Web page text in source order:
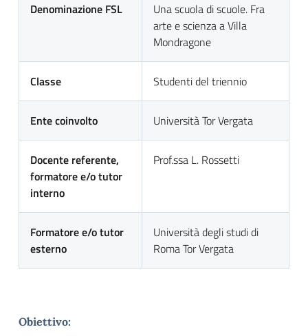
Denominazione FSL
Una scuola di scuole. Fra
arte e scienza a Villa
Mondragone
Classe Studenti del triennio
Ente coinvolto Università Tor Vergata
Docente referente,
formatore e/o tutor
interno
Prof.ssa L. Rossetti
Formatore e/o tutor
esterno
Università degli studi di
Roma Tor Vergata
Obiettivo: